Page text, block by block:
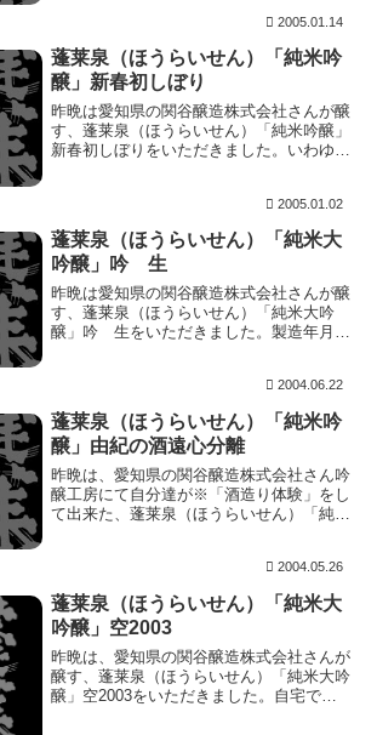
いたので、画像は・・・。火入れ後、１年
以上低温熟成さ...
2005.01.14
蓬莱泉（ほうらいせん）「純米吟
醸」新春初しぼり
昨晩は愛知県の関谷醸造株式会社さんが醸
す、蓬莱泉（ほうらいせん）「純米吟醸」
新春初しぼりをいただきました。いわゆる
詣でをして購入して来ました。 上立ち香
は爽やかに果...
2005.01.02
蓬莱泉（ほうらいせん）「純米大
吟醸」吟 生
昨晩は愛知県の関谷醸造株式会社さんが醸
す、蓬莱泉（ほうらいせん）「純米大吟
醸」吟 生をいただきました。製造年月日
ので、生詰めかもしれませんが、後日関谷
さんに直接聞い...
2004.06.22
蓬莱泉（ほうらいせん）「純米吟
醸」由紀の酒遠心分離
昨晩は、愛知県の関谷醸造株式会社さん吟
醸工房にて自分達が※「酒造り体験」をし
て出来た、蓬莱泉（ほうらいせん）「純米
かにもしぼりたての炭酸の感じがしてシパ
シパした元気な...
2004.05.26
蓬莱泉（ほうらいせん）「純米大
吟醸」空2003
昨晩は、愛知県の関谷醸造株式会社さんが
醸す、蓬莱泉（ほうらいせん）「純米大吟
醸」空2003をいただきました。自宅でじ